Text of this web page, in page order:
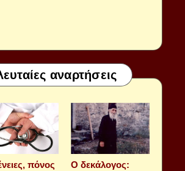
αναρτήσεις
πόνος
Ο δεκάλογος: